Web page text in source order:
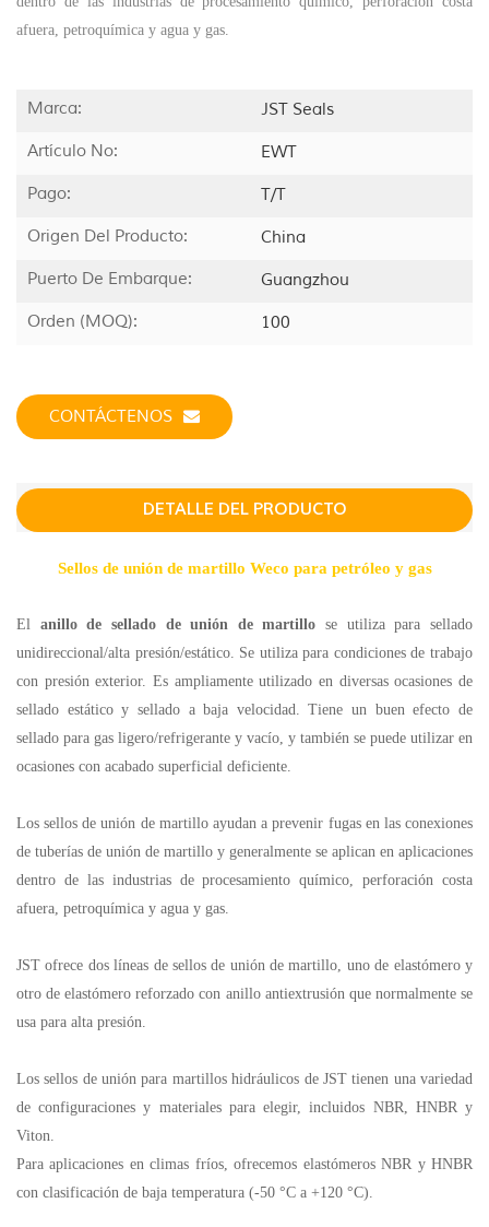
afuera, petroquímica y agua y gas.
Marca:
JST Seals
Artículo No:
EWT
Pago:
T/T
Origen Del Producto:
China
Puerto De Embarque:
Guangzhou
Orden (MOQ):
100
CONTÁCTENOS
DETALLE DEL PRODUCTO
Sellos de unión de martillo Weco para petróleo y gas
El anillo de sellado de unión de martillo se utiliza para sellado
unidireccional/alta presión/estático. Se utiliza para condiciones de trabajo
con presión exterior. Es ampliamente utilizado en diversas ocasiones de
sellado estático y sellado a baja velocidad. Tiene un buen efecto de
sellado para gas ligero/refrigerante y vacío, y también se puede utilizar en
ocasiones con acabado superficial deficiente.
Los sellos de unión de martillo ayudan a prevenir fugas en las conexiones
de tuberías de unión de martillo y generalmente se aplican en aplicaciones
dentro de las industrias de procesamiento químico, perforación costa
afuera, petroquímica y agua y gas.
JST ofrece dos líneas de sellos de unión de martillo, uno de elastómero y
otro de elastómero reforzado con anillo antiextrusión que normalmente se
usa para alta presión.
Los sellos de unión para martillos hidráulicos de JST tienen una variedad
de configuraciones y materiales para elegir, incluidos NBR, HNBR y
Viton.
Para aplicaciones en climas fríos, ofrecemos elastómeros NBR y HNBR
con clasificación de baja temperatura (-50 °C a +120 °C).